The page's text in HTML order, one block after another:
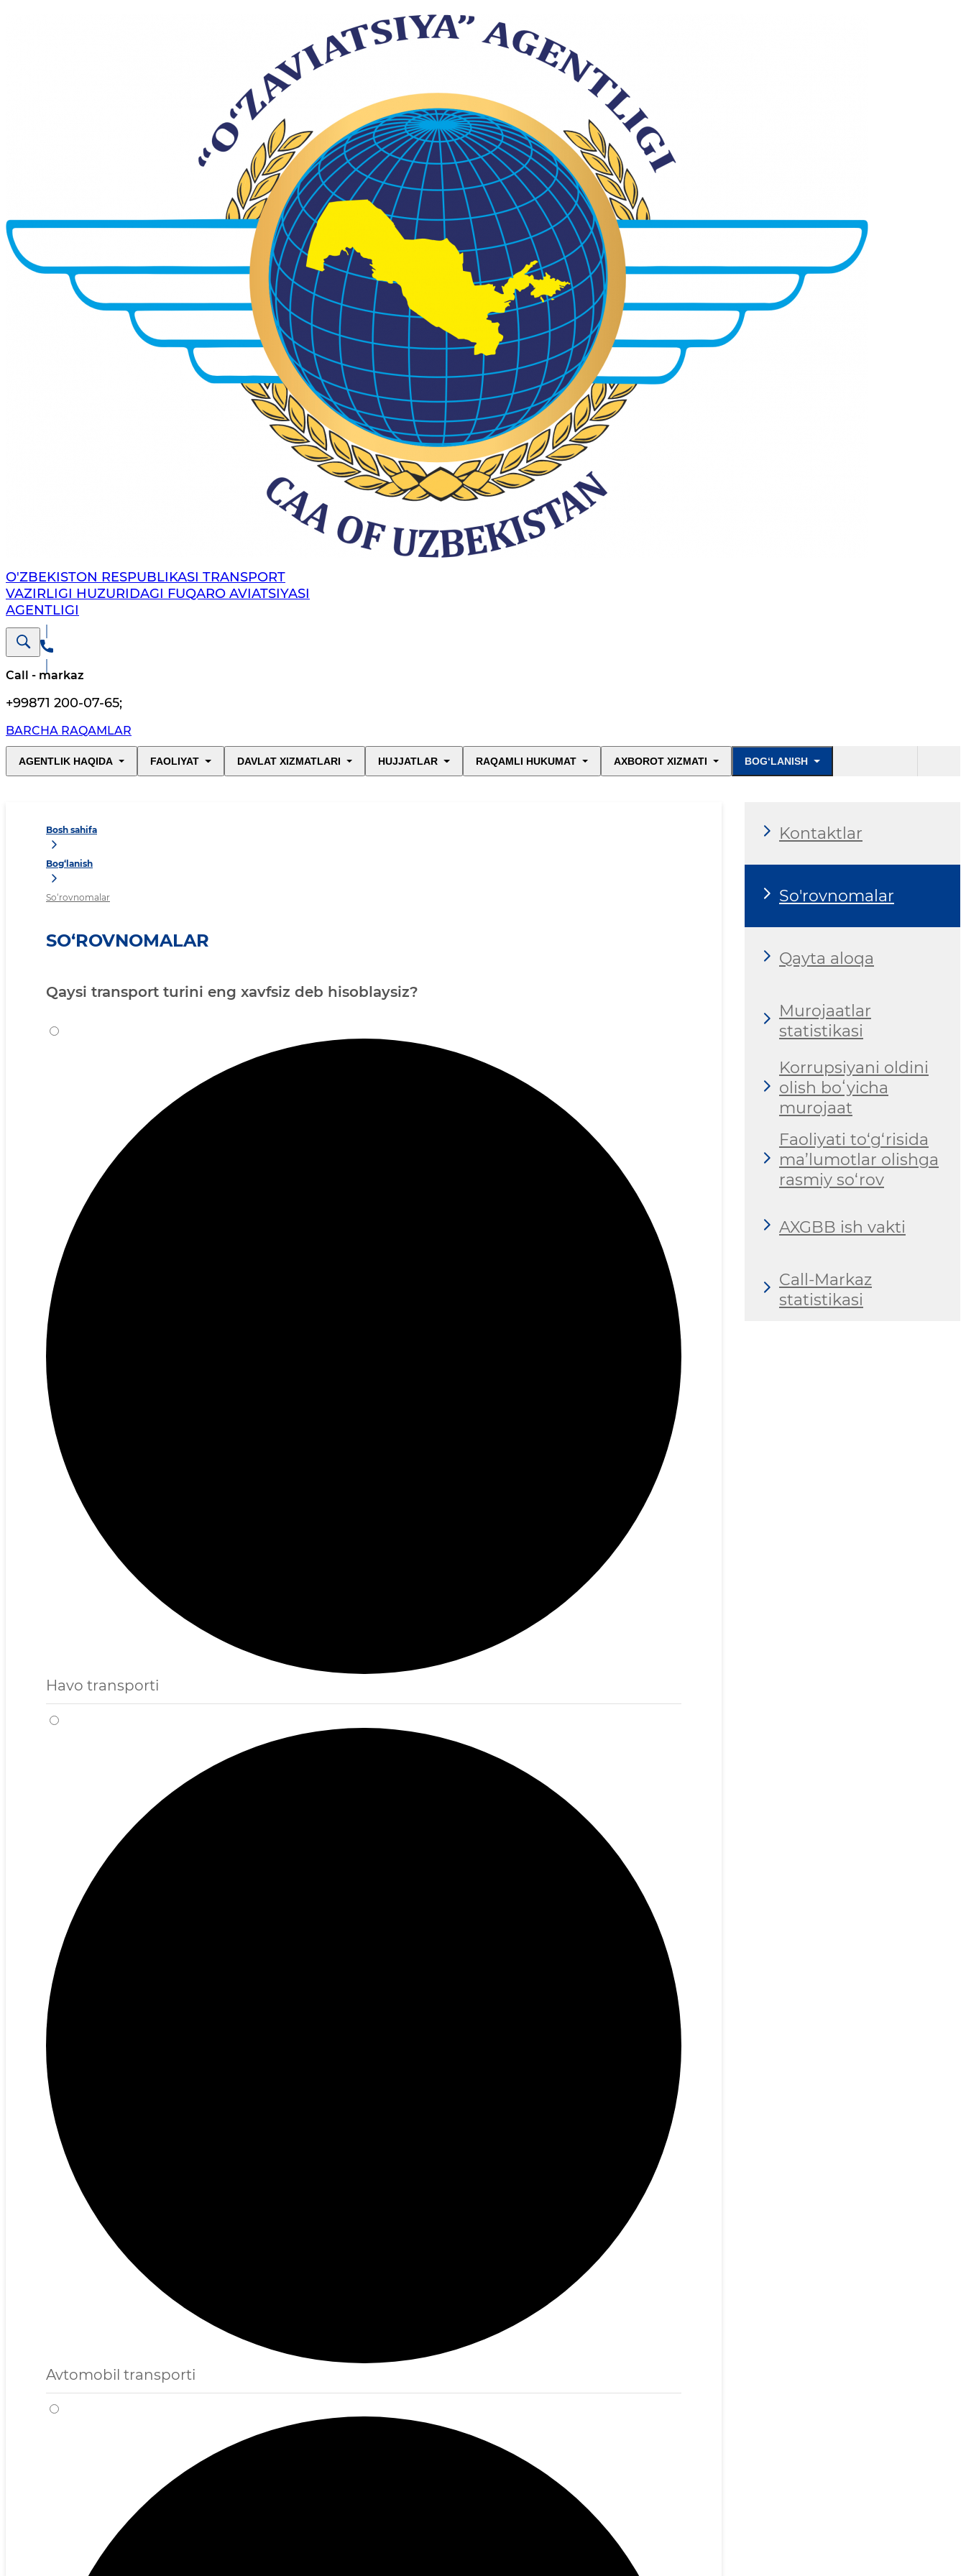
O'ZBEKISTON RESPUBLIKASI TRANSPORT
VAZIRLIGI HUZURIDAGI FUQARO AVIATSIYASI
AGENTLIGI
Call - markaz
+99871 200-07-65;
BARCHA RAQAMLAR
AGENTLIK HAQIDA FAOLIYAT DAVLAT XIZMATLARI HUJJATLAR RAQAMLI HUKUMAT AXBOROT XIZMATI BOG‘LANISH
Bosh sahifa
Bog‘lanish
So‘rovnomalar
SO‘ROVNOMALAR
Qaysi transport turini eng xavfsiz deb hisoblaysiz?
Havo transporti
Avtomobil transporti
Kontaktlar
So'rovnomalar
Qayta aloqa
Murojaatlar
statistikasi
Korrupsiyani oldini
olish boʻyicha
murojaat
Faoliyati to‘g‘risida
ma’lumotlar olishga
rasmiy so‘rov
AXGBB ish vakti
Call-Markaz
statistikasi